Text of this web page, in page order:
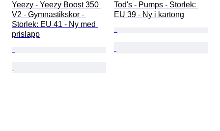
Yeezy - Yeezy Boost 350
V2 - Gymnastikskor -
Storlek: EU 41 - Ny med
prislapp
Tod's - Pumps - Storlek:
EU 39 - Ny i kartong